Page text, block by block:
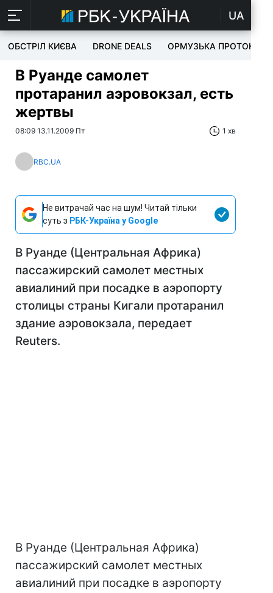
UA
ОБСТРІЛ КИЄВА DRONE DEALS ОРМУЗЬКА ПРОТОКА
В Руанде самолет
протаранил аэровокзал, есть
жертвы
08:09 13.11.2009 Пт 1 хв
RBC.UA
Не витрачай час на шум! Читай тільки
суть з РБК-Україна у Google
В Руанде (Центральная Африка)
пассажирский самолет местных
авиалиний при посадке в аэропорту
столицы страны Кигали протаранил
здание аэровокзала, передает
Reuters.
В Руанде (Центральная Африка)
пассажирский самолет местных
авиалиний при посадке в аэропорту